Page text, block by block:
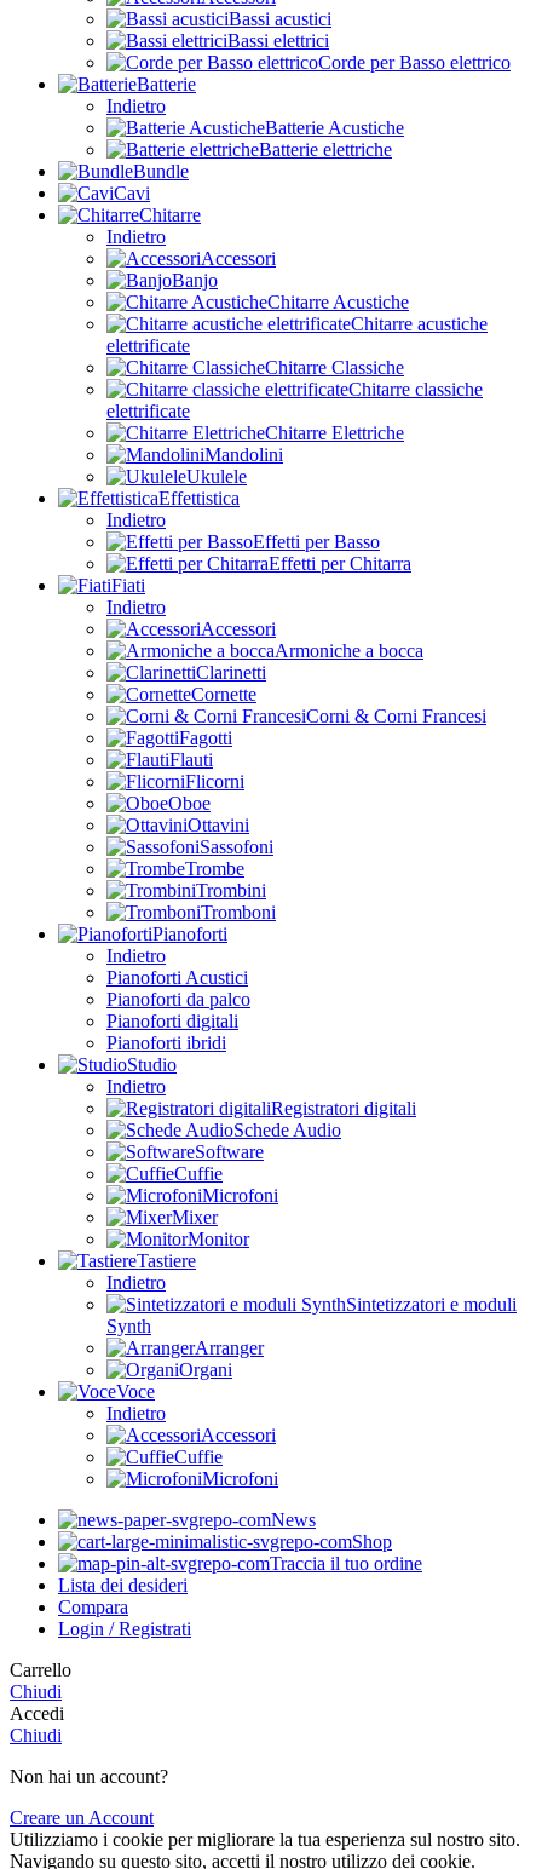
Bassi acustici
Bassi elettrici
Corde per Basso elettrico
Batterie
Indietro
Batterie Acustiche
Batterie elettriche
Bundle
Cavi
Chitarre
Indietro
Accessori
Banjo
Chitarre Acustiche
Chitarre acustiche
elettrificate
Chitarre Classiche
Chitarre classiche
elettrificate
Chitarre Elettriche
Mandolini
Ukulele
Effettistica
Indietro
Effetti per Basso
Effetti per Chitarra
Fiati
Indietro
Accessori
Armoniche a bocca
Clarinetti
Cornette
Corni & Corni Francesi
Fagotti
Flauti
Flicorni
Oboe
Ottavini
Sassofoni
Trombe
Trombini
Tromboni
Pianoforti
Indietro
Pianoforti Acustici
Pianoforti da palco
Pianoforti digitali
Pianoforti ibridi
Studio
Indietro
Registratori digitali
Schede Audio
Software
Cuffie
Microfoni
Mixer
Monitor
Tastiere
Indietro
Sintetizzatori e moduli
Synth
Arranger
Organi
Voce
Indietro
Accessori
Cuffie
Microfoni
News
Shop
Traccia il tuo ordine
Lista dei desideri
Compara
Login / Registrati
Carrello
Chiudi
Accedi
Chiudi
Non hai un account?
Creare un Account
Utilizziamo i cookie per migliorare la tua esperienza sul nostro sito.
Navigando su questo sito, accetti il nostro utilizzo dei cookie.